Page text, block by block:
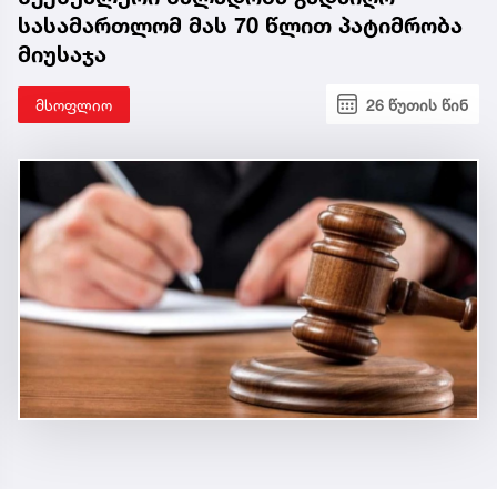
სასამართლომ მას 70 წლით პატიმრობა
მიუსაჯა
მსოფლიო 26 წუთის წინ